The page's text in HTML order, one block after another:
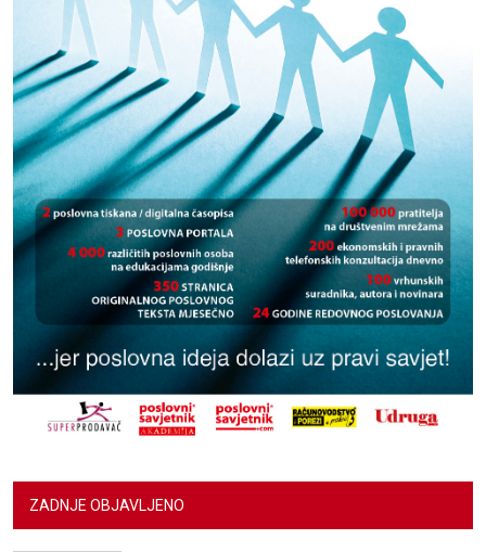
ZADNJE OBJAVLJENO